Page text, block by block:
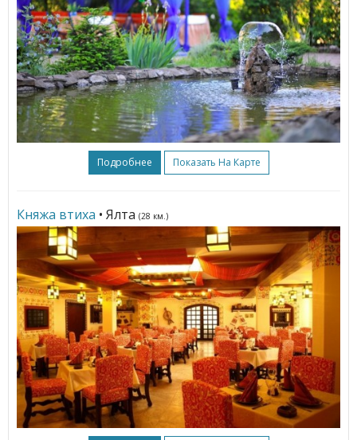
Подробнее Показать На Карте
Княжа втиха • Ялта (28 км.)